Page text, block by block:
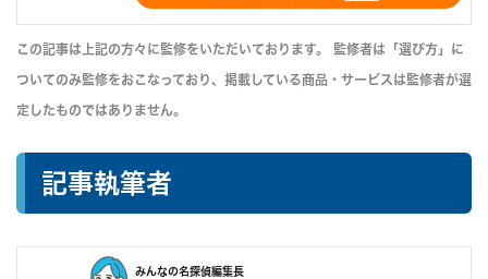
この記事は上記の方々に監修をいただいております。 監修者は「選び方」に
ついてのみ監修をおこなっており、掲載している商品・サービスは監修者が選
定したものではありません。
記事執筆者
みんなの名探偵編集長